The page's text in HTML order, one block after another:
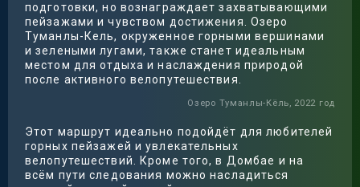
подготовки, но вознаграждает захватывающими
пейзажами и чувством достижения. Озеро
Туманлы-Кель, окруженное горными вершинами
и зелеными лугами, также станет идеальным
местом для отдыха и наслаждения природой
после активного велопутешествия.
Озеро Туманлы-Кёль, 2022 год
Этот маршрут идеально подойдёт для любителей
горных пейзажей и увлекательных
велопутешествий. Кроме того, в Домбае и на
всём пути следования можно насладиться